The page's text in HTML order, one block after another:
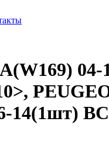
04-
14(1шт)